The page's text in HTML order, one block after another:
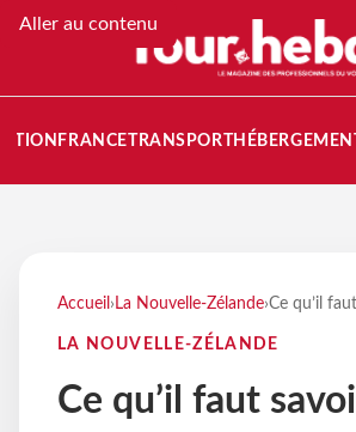
Aller au contenu
FRANCETRANSPORT
Accueil › La Nouvelle-Zélande›Ce qu’il
LA NOUVELLE-ZÉLANDE
Ce qu’il faut